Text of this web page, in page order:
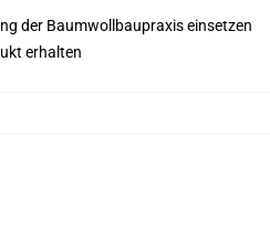
der Baumwollbaupraxis einsetzen
erhalten